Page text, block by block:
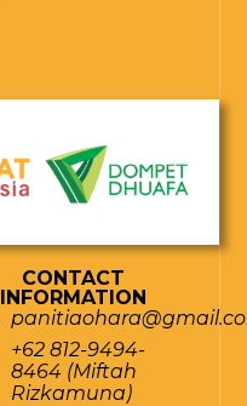
CONTACT
INFORMATION
+62 812-9494-
8464 (Miftah
Rizkamuna)